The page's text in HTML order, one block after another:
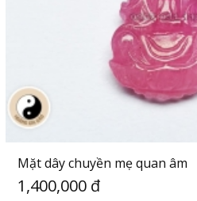
Mặt dây chuyền mẹ quan âm
1,400,000 đ